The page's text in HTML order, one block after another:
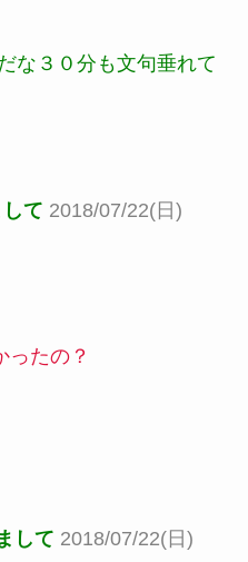
３０分も文句垂れて
て 2018/07/22(日)
ったの？
して 2018/07/22(日)